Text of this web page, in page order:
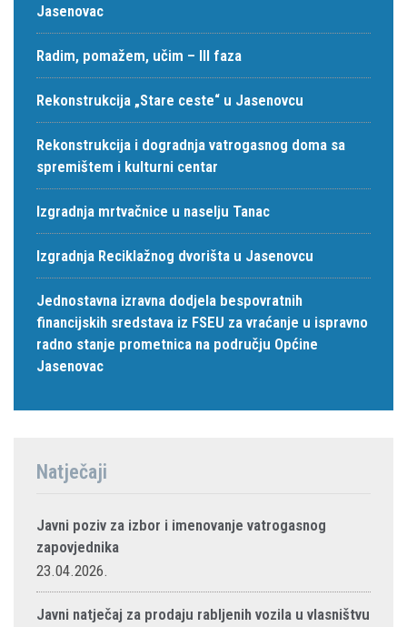
Jasenovac
Radim, pomažem, učim – III faza
Rekonstrukcija „Stare ceste“ u Jasenovcu
Rekonstrukcija i dogradnja vatrogasnog doma sa
spremištem i kulturni centar
Izgradnja mrtvačnice u naselju Tanac
Izgradnja Reciklažnog dvorišta u Jasenovcu
Jednostavna izravna dodjela bespovratnih
financijskih sredstava iz FSEU za vraćanje u ispravno
radno stanje prometnica na području Općine
Jasenovac
Natječaji
Javni poziv za izbor i imenovanje vatrogasnog
zapovjednika
23.04.2026.
Javni natječaj za prodaju rabljenih vozila u vlasništvu